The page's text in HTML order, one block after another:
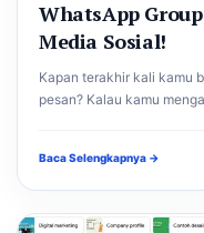
WhatsApp
Media Sosial!
Kapan terakhir kali kamu
pesan? Kalau kamu
Baca Selengkapnya →